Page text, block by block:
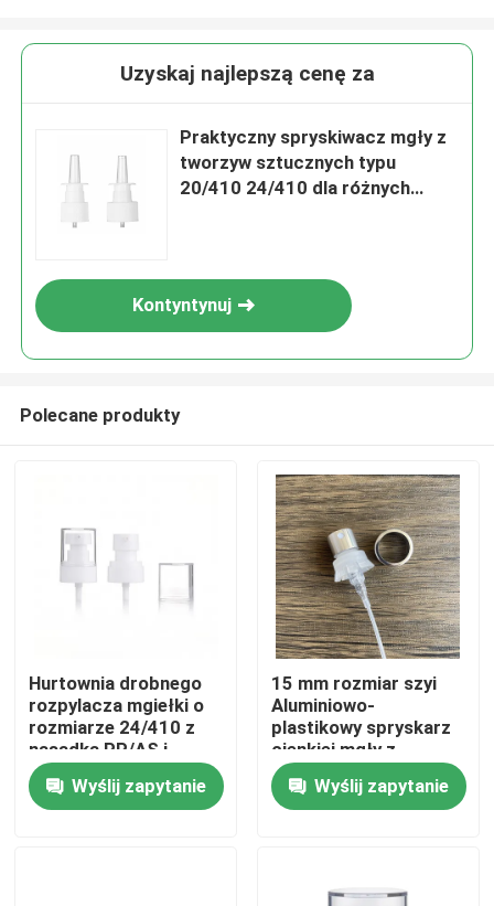
Dom
Produkty
Uzyskaj najlepszą cenę za
Praktyczny spryskiwacz mgły z
tworzyw sztucznych typu
20/410 24/410 dla różnych
Kontyntynuj
Polecane produkty
Hurtownia drobnego
rozpylacza mgiełki o
rozmiarze 24/410 z
nasadką PP/AS i
niestandardowymi
kolorami do makijażu i
opakowań
Wyślij zapytanie
15 mm rozmiar szyi
Aluminiowo-
plastikowy spryskarz
cienkiej mgły z
szczelnym
uszczelnieniem do
perfum
Wyślij zapytanie